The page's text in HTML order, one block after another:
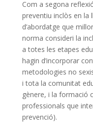
Com a segona
preventiu inclòs en la
d’abordatge que
norma consideri la
a totes les etapes
hagin d’incorporar
metodologies no
i tota la comunitat
gènere, i la formació
professionals que
prevenció).